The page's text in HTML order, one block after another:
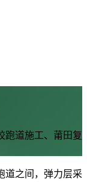
跑道施工、莆田复
道之间，弹力层采